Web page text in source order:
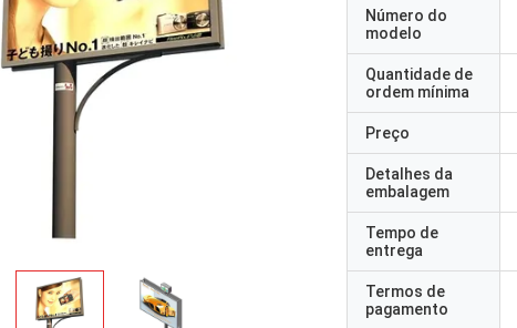
Número do
modelo
Quantidade de
ordem mínima
Preço
Detalhes da
embalagem
Tempo de
entrega
Termos de
pagamento